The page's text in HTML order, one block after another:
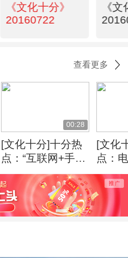
《文化十分》
20160722
《
查看更多
00:28
[文化十分]十分热
点：“互联网+手
艺”探索手工艺传
承发展困境
[文化
点：
依旧
收视